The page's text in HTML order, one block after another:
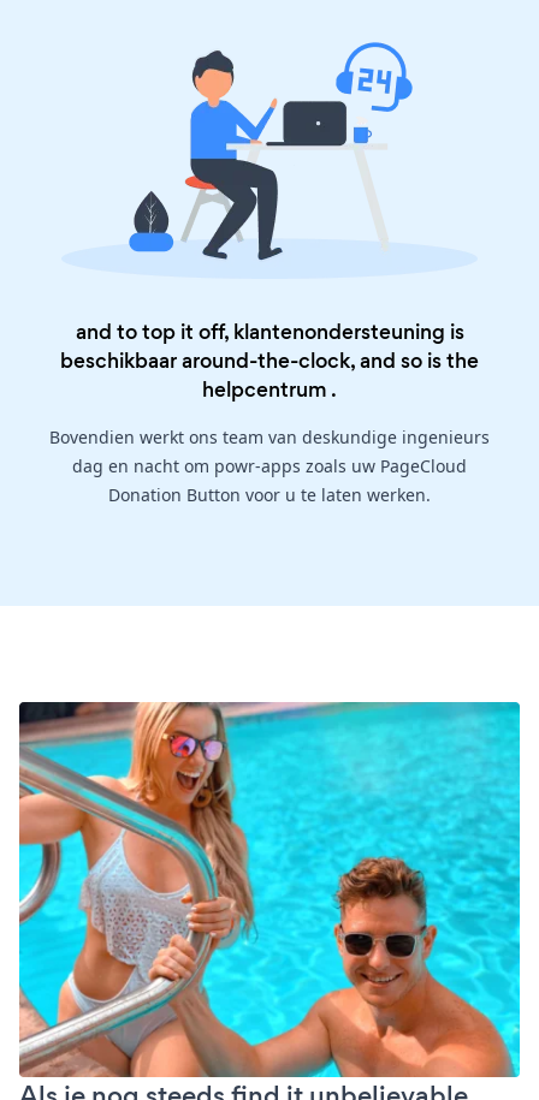
and to top it off, klantenondersteuning is
beschikbaar around-the-clock, and so is the
helpcentrum .
Bovendien werkt ons team van deskundige ingenieurs
dag en nacht om powr-apps zoals uw PageCloud
Donation Button voor u te laten werken.